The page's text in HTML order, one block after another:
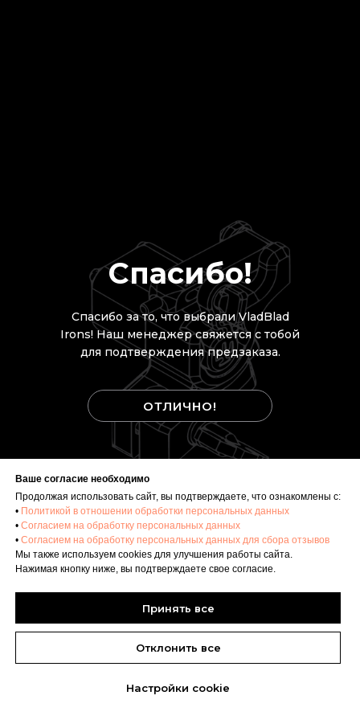
Спасибо!
Спасибо за то, что выбрали VladBlad
Irons! Наш менеджер свяжется с тобой
для подтверждения предзаказа.
ОТЛИЧНО!
Ваше согласие необходимо
Продолжая использовать сайт, вы подтверждаете, что ознакомлены с:
• Политикой в отношении обработки персональных данных
• Согласием на обработку персональных данных
• Согласием на обработку персональных данных для сбора отзывов
Мы также используем cookies для улучшения работы сайта.
Нажимая кнопку ниже, вы подтверждаете свое согласие.
Принять все
Отклонить все
Настройки сookie